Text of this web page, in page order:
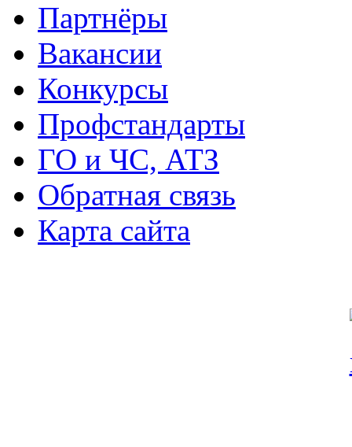
Партнёры
Вакансии
Конкурсы
Профстандарты
ГО и ЧС, АТЗ
Обратная связь
Карта сайта